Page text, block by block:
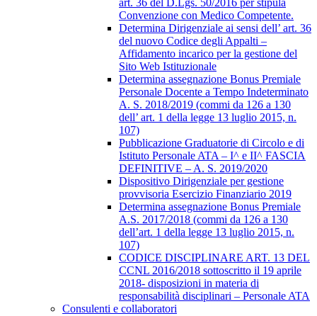
art. 36 del D.Lgs. 50/2016 per stipula
Convenzione con Medico Competente.
Determina Dirigenziale ai sensi dell’ art. 36
del nuovo Codice degli Appalti –
Affidamento incarico per la gestione del
Sito Web Istituzionale
Determina assegnazione Bonus Premiale
Personale Docente a Tempo Indeterminato
A. S. 2018/2019 (commi da 126 a 130
dell’ art. 1 della legge 13 luglio 2015, n.
107)
Pubblicazione Graduatorie di Circolo e di
Istituto Personale ATA – I^ e II^ FASCIA
DEFINITIVE – A. S. 2019/2020
Dispositivo Dirigenziale per gestione
provvisoria Esercizio Finanziario 2019
Determina assegnazione Bonus Premiale
A.S. 2017/2018 (commi da 126 a 130
dell’art. 1 della legge 13 luglio 2015, n.
107)
CODICE DISCIPLINARE ART. 13 DEL
CCNL 2016/2018 sottoscritto il 19 aprile
2018- disposizioni in materia di
responsabilità disciplinari – Personale ATA
Consulenti e collaboratori